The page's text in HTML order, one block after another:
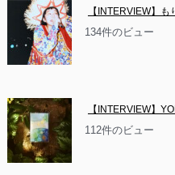
【INTERVIEW】
134件のビュー
【INTERVIEW】
112件のビュー